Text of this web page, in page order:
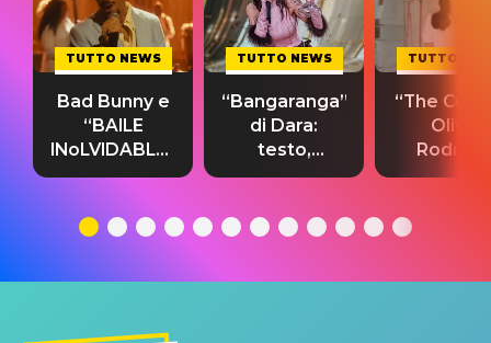
TUTTO NEWS
Bad Bunny e
“BAILE
INoLVIDABLE”:
testo,
significato
TUTTO NEWS
“Bangaranga”
di Dara:
testo,
traduzione e
del singolo
TUTTO
“The
Olivia
testo,